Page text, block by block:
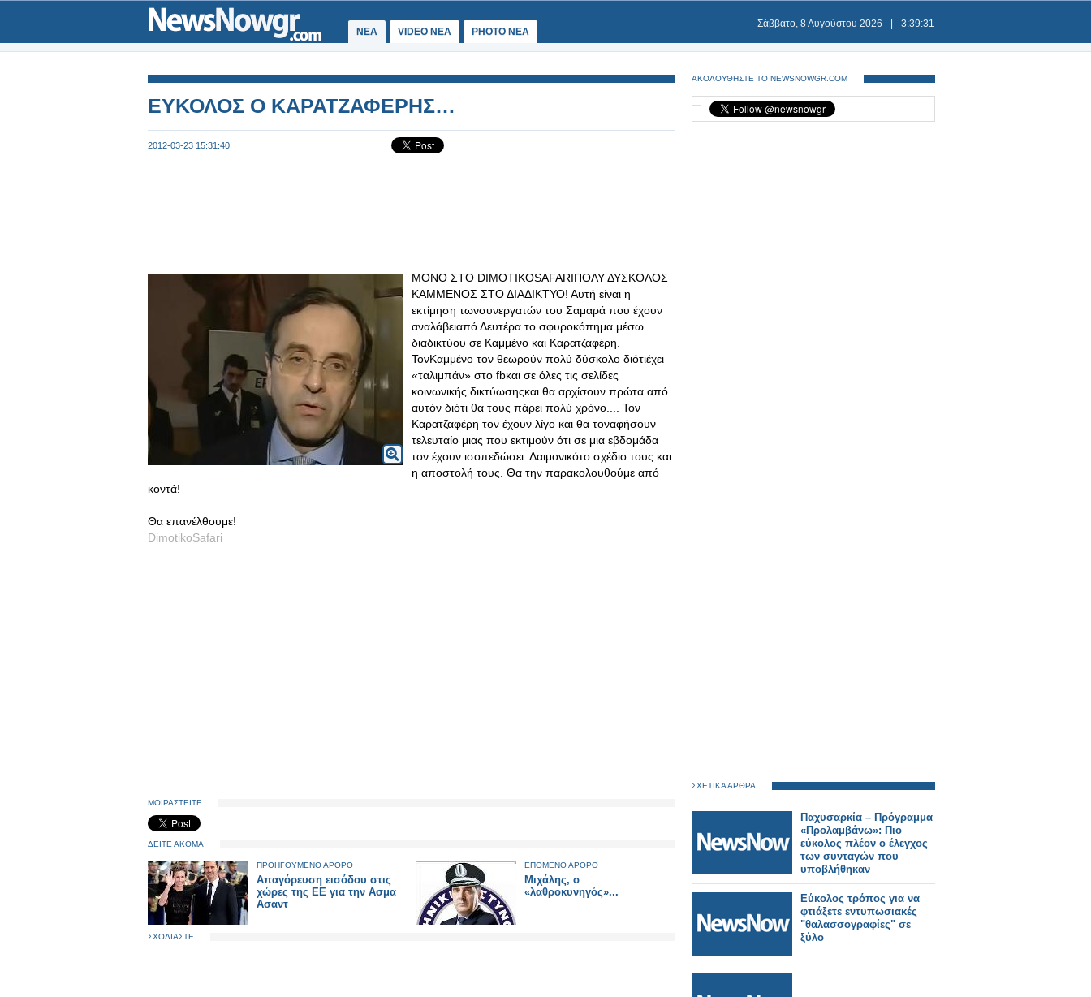
ΝΕΑ VIDEO NEA PHOTO NEA
Σάββατο, 8 Αυγούστου 2026 3:39:31
ΕΥΚΟΛΟΣ Ο ΚΑΡΑΤΖΑΦΕΡΗΣ…
2012-03-23 15:31:40
ΜΟΝΟ ΣΤΟ DIMOTIKOSAFARIΠΟΛΥ ΔΥΣΚΟΛΟΣ
ΚΑΜΜΕΝΟΣ ΣΤΟ ΔΙΑΔΙΚΤΥΟ! Αυτή είναι η
εκτίμηση τωνσυνεργατών του Σαμαρά που έχουν
αναλάβειαπό Δευτέρα το σφυροκόπημα μέσω
διαδικτύου σε Καμμένο και Καρατζαφέρη.
ΤονΚαμμένο τον θεωρούν πολύ δύσκολο διότιέχει
«ταλιμπάν» στο fbκαι σε όλες τις σελίδες
κοινωνικής δικτύωσηςκαι θα αρχίσουν πρώτα από
αυτόν διότι θα τους πάρει πολύ χρόνο.... Τον
Καρατζαφέρη τον έχουν λίγο και θα τοναφήσουν
τελευταίο μιας που εκτιμούν ότι σε μια εβδομάδα
τον έχουν ισοπεδώσει. Δαιμονικότο σχέδιο τους και
η αποστολή τους. Θα την παρακολουθούμε από
κοντά!
Θα επανέλθουμε!
DimotikoSafari
ΜΟΙΡΑΣΤΕΙΤΕ
ΔΕΙΤΕ ΑΚΟΜΑ
ΠΡΟΗΓΟΥΜΕΝΟ ΑΡΘΡΟ
Aπαγόρευση εισόδου στις
χώρες της ΕΕ για την Ασμα
Ασαντ
ΕΠΟΜΕΝΟ ΑΡΘΡΟ
Μιχάλης, ο
«λαθροκυνηγός»...
ΣΧΟΛΙΑΣΤΕ
ΑΚΟΛΟΥΘΗΣΤΕ ΤΟ NEWSNOWGR.COM
ΣΧΕΤΙΚΑ ΑΡΘΡΑ
Παχυσαρκία – Πρόγραμμα
«Προλαμβάνω»: Πιο
εύκολος πλέον ο έλεγχος
των συνταγών που
υποβλήθηκαν
Εύκολος τρόπος για να
φτιάξετε εντυπωσιακές
"θαλασσογραφίες" σε
ξύλο